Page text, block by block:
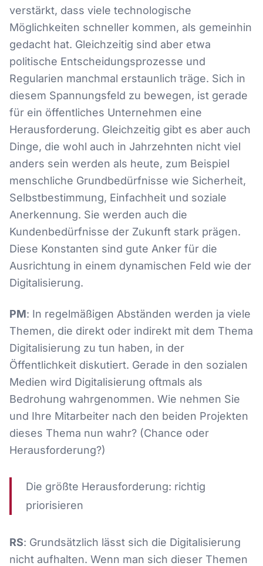
verstärkt, dass viele technologische
Möglichkeiten schneller kommen, als gemeinhin
gedacht hat. Gleichzeitig sind aber etwa
politische Entscheidungsprozesse und
Regularien manchmal erstaunlich träge. Sich in
diesem Spannungsfeld zu bewegen, ist gerade
für ein öffentliches Unternehmen eine
Herausforderung. Gleichzeitig gibt es aber auch
Dinge, die wohl auch in Jahrzehnten nicht viel
anders sein werden als heute, zum Beispiel
menschliche Grundbedürfnisse wie Sicherheit,
Selbstbestimmung, Einfachheit und soziale
Anerkennung. Sie werden auch die
Kundenbedürfnisse der Zukunft stark prägen.
Diese Konstanten sind gute Anker für die
Ausrichtung in einem dynamischen Feld wie der
Digitalisierung.
PM: In regelmäßigen Abständen werden ja viele
Themen, die direkt oder indirekt mit dem Thema
Digitalisierung zu tun haben, in der
Öffentlichkeit diskutiert. Gerade in den sozialen
Medien wird Digitalisierung oftmals als
Bedrohung wahrgenommen. Wie nehmen Sie
und Ihre Mitarbeiter nach den beiden Projekten
dieses Thema nun wahr? (Chance oder
Herausforderung?)
Die größte Herausforderung: richtig
priorisieren
RS: Grundsätzlich lässt sich die Digitalisierung
nicht aufhalten. Wenn man sich dieser Themen